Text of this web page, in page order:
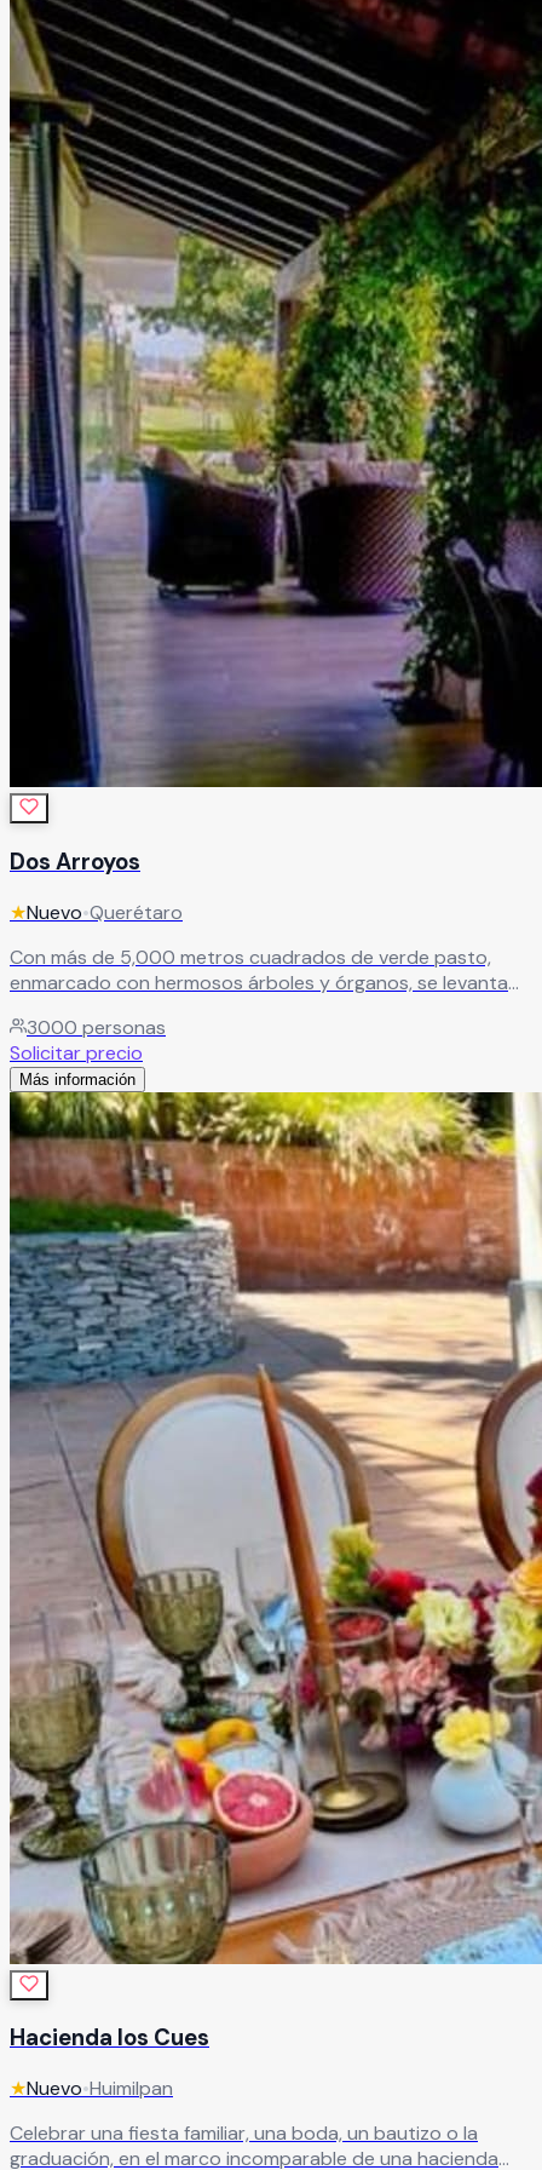
Dos Arroyos
★Nuevo•Querétaro
Con más de 5,000 metros cuadrados de verde pasto,
enmarcado con hermosos árboles y órganos, se levanta
hasta en el más mínimo detalle, con características únicas
en la ciudad. Dos Arroyos te ofrece un jardín de fiestas
que funge como salón de eventos, mezclando elementos
naturales de origen regional, con áreas pensadas para
llevar a cabo una excelente organización de eventos en
Querétaro. Leer más
3000 personas
Solicitar precio
Más información
Hacienda los Cues
★Nuevo•Huimilpan
Celebrar una fiesta familiar, una boda, un bautizo o la
graduación, en el marco incomparable de una hacienda